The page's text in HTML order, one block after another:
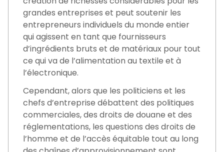
grandes entreprises et peut soutenir les
entrepreneurs individuels du monde entier
qui agissent en tant que fournisseurs
d’ingrédients bruts et de matériaux pour tout
ce qui va de l’alimentation au textile et à
l’électronique.
Cependant, alors que les politiciens et les
chefs d’entreprise débattent des politiques
commerciales, des droits de douane et des
réglementations, les questions des droits de
l’homme et de l’accès équitable tout au long